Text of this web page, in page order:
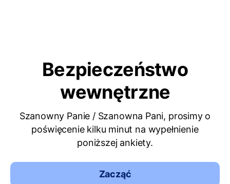
Bezpieczeństwo
wewnętrzne
Szanowny Panie / Szanowna Pani, prosimy o
poświęcenie kilku minut na wypełnienie
poniższej ankiety.
Zacząć